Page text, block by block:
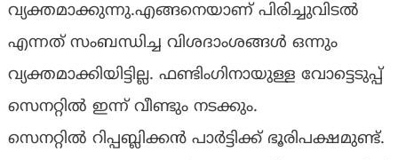
വ്യക്തമാക്കുന്നു.എങ്ങനെയാണ് പിരിച്ചുവിടല്‍
എന്നത് സംബന്ധിച്ച വിശദാംശങ്ങള്‍ ഒന്നും
വ്യക്തമാക്കിയിട്ടില്ല. ഫണ്ടിംഗിനായുള്ള വോട്ടെടുപ്പ്
സെനറ്റില്‍ ഇന്ന് വീണ്ടും നടക്കും.
സെനറ്റില്‍ റിപ്പബ്ലിക്കന്‍ പാര്‍ട്ടിക്ക് ഭൂരിപക്ഷമുണ്ട്.